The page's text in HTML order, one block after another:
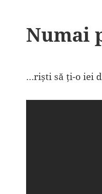
Numai
…riști să ți-o iei